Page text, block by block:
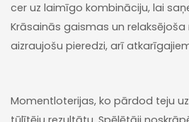
cer uz laimīgo kombināciju, lai
Krāsainās gaismas un relaksējoša
aizraujošu pieredzi, arī
Momentloterijas, ko pārdod teju